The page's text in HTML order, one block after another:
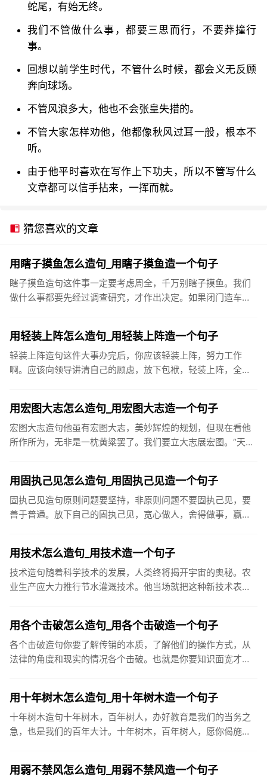
蛇尾，有始无终。
我们不管做什么事，都要三思而行，不要莽撞行
事。
回想以前学生时代，不管什么时候，都会义无反顾
奔向球场。
不管风浪多大，他也不会张皇失措的。
不管大家怎样劝他，他都像秋风过耳一般，根本不
听。
由于他平时喜欢在写作上下功夫，所以不管写什么
文章都可以信手拈来，一挥而就。
猜您喜欢的文章
用瞎子摸鱼怎么造句_用瞎子摸鱼造一个句子
瞎子摸鱼造句这件事一定要考虑周全，千万别瞎子摸鱼。我们
做什么事都要先经过调查研究，才作出决定。如果闭门造车，
用轻装上阵怎么造句_用轻装上阵造一个句子
轻装上阵造句这件大事办完后，你应该轻装上阵，努力工作
啊。应该向领导讲清自己的顾虑，放下包袱，轻装上阵，全身
用宏图大志怎么造句_用宏图大志造一个句子
宏图大志造句他虽有宏图大志，美妙辉煌的规划，但现在看他
所作所为，无非是一枕黄粱罢了。我们要立大志展宏图。“天益
用固执己见怎么造句_用固执己见造一个句子
固执己见造句原则问题要坚持，非原则问题不要固执己见，要
善于普通。放下自己的固执己见，宽心做人，舍得做事，赢的
用技术怎么造句_用技术造一个句子
技术造句随着科学技术的发展，人类终将揭开宇宙的奥秘。农
业生产应大力推行节水灌溉技术。他当场就把这种新技术表演
用各个击破怎么造句_用各个击破造一个句子
各个击破造句你要了解传销的本质，了解他们的操作方式，从
法律的角度和现实的情况各个击破。也就是你要知识面宽才
用十年树木怎么造句_用十年树木造一个句子
十年树木造句十年树木，百年树人，办好教育是我们的当务之
急，也是我们的百年大计。十年树木，百年树人，愿你偈施过
用弱不禁风怎么造句_用弱不禁风造一个句子